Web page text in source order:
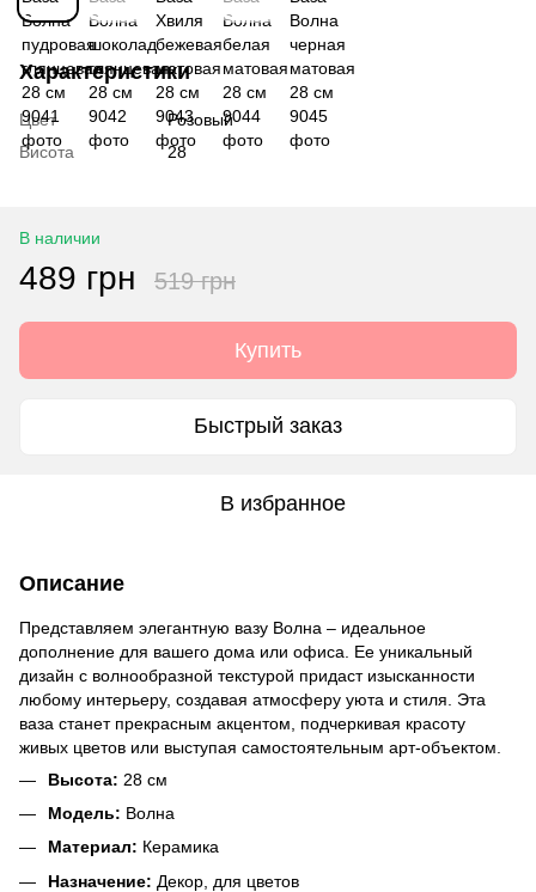
Характеристики
Цвет
Розовый
Висота
28
В наличии
489 грн 519 грн
Купить
Быстрый заказ
В избранное
Описание
Представляем элегантную вазу Волна – идеальное
дополнение для вашего дома или офиса. Ее уникальный
дизайн с волнообразной текстурой придаст изысканности
любому интерьеру, создавая атмосферу уюта и стиля. Эта
ваза станет прекрасным акцентом, подчеркивая красоту
живых цветов или выступая самостоятельным арт-объектом.
Высота: 28 см
Модель: Волна
Материал: Керамика
Назначение: Декор, для цветов